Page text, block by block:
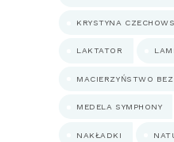
KRYSTYNA
LAKTATOR
MACIERZYŃSTWO
MEDELA SYMPHONY
NAKŁADKI